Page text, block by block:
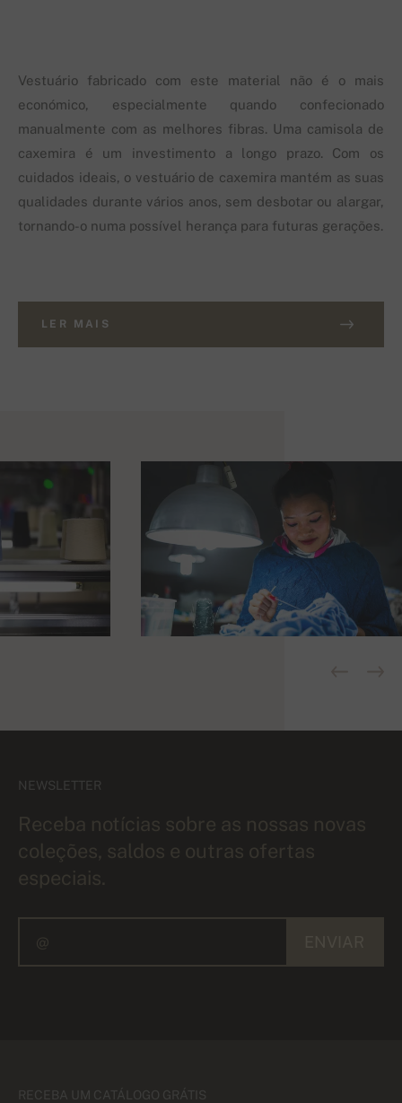
Vestuário fabricado com este material não é o mais
económico, especialmente quando confecionado
manualmente com as melhores fibras. Uma camisola de
caxemira é um investimento a longo prazo. Com os
cuidados ideais, o vestuário de caxemira mantém as suas
qualidades durante vários anos, sem desbotar ou alargar,
tornando-o numa possível herança para futuras gerações.
LER MAIS
NEWSLETTER
Receba notícias sobre as nossas novas
coleções, saldos e outras ofertas
especiais.
RECEBA UM CATÁLOGO GRÁTIS